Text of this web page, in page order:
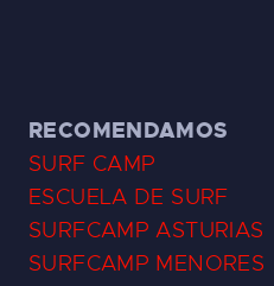
RECOMENDAMOS
SURF CAMP
ESCUELA DE SURF
SURFCAMP ASTURIAS
SURFCAMP MENORES